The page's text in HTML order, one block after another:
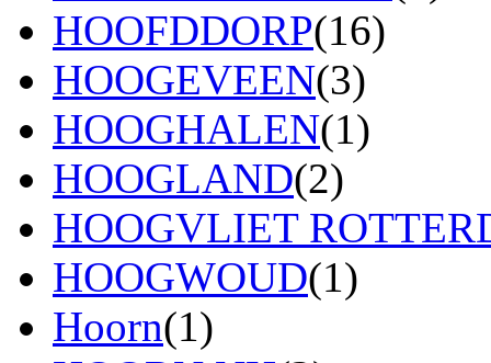
HOOFDDORP(16)
HOOGEVEEN(3)
HOOGHALEN(1)
HOOGLAND(2)
HOOGVLIET
HOOGWOUD(1)
Hoorn(1)